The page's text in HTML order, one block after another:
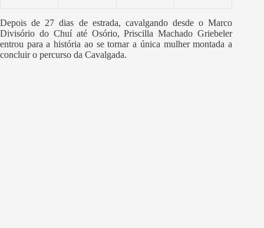
Depois de 27 dias de estrada, cavalgando desde o Marco
Divisório do Chuí até Osório, Priscilla Machado Griebeler
entrou para a história ao se tornar a única mulher montada a
concluir o percurso da Cavalgada.